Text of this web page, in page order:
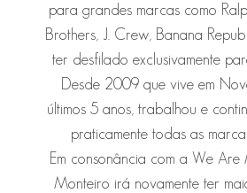
para grandes marcas como
Brothers, J. Crew, Banana
ter desfilado exclusivamente
Desde 2009 que vive em
últimos 5 anos, trabalhou e
praticamente todas as
Em consonância com a We
Monteiro irá novamente ter